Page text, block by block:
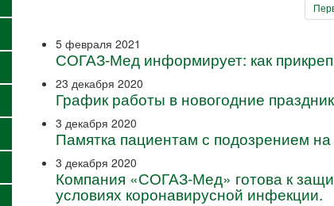
5 февраля 2021
СОГАЗ-Мед информирует: как
23 декабря 2020
График работы в новогодние
3 декабря 2020
Памятка пациентам с подозрением
3 декабря 2020
Компания «СОГАЗ-Мед» готова к
условиях коронавирусной инфекции.